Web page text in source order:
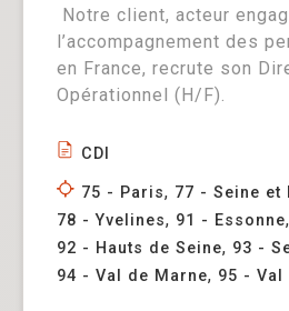
Notre client, acteur
l’accompagnement des
en France, recrute son
Opérationnel (H/F).
CDI
75 - Paris, 77 - Seine et
78 - Yvelines, 91 - Essonne,
92 - Hauts de Seine, 93 -
94 - Val de Marne, 95 - Val